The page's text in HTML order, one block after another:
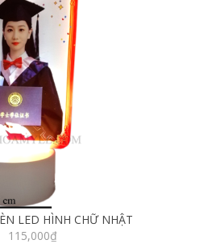
LED HÌNH CHỮ NHẬT
115,000₫